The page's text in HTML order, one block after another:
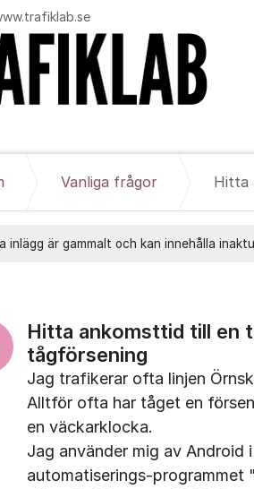
Vanliga frågor
inlägg är gammalt och kan innehålla
Hitta ankomsttid till en
tågförsening
Jag trafikerar ofta linjen
Alltför ofta har tåget en
en väckarklocka.
Jag använder mig av
automatiserings-